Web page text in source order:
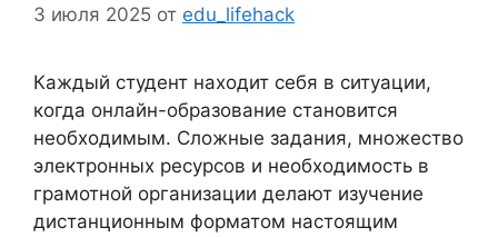
3 июля 2025 от edu_lifehack
Каждый студент находит себя в ситуации,
когда онлайн-образование становится
необходимым. Сложные задания, множество
электронных ресурсов и необходимость в
грамотной организации делают изучение
дистанционным форматом настоящим